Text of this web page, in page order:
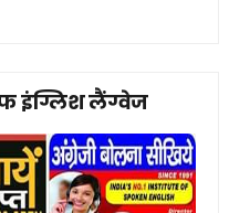
इंग्लिश लैंग्वेज